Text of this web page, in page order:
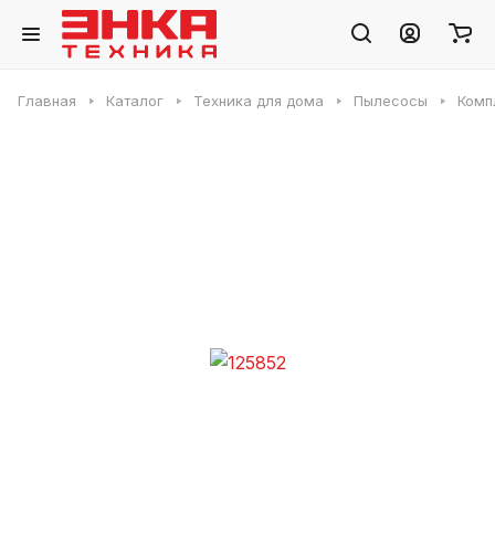
Главная Каталог Техника для дома Пылесосы